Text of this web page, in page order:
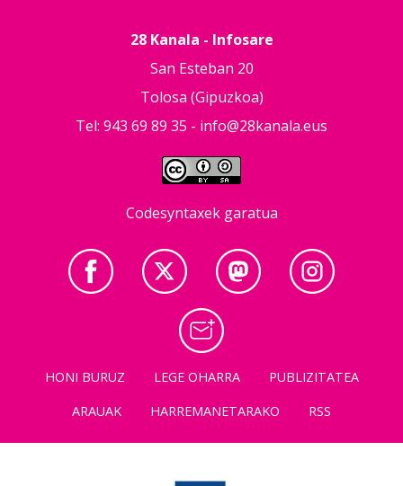
28 Kanala - Infosare
San Esteban 20
Tolosa (Gipuzkoa)
Tel: 943 69 89 35 - info@28kanala.eus
Codesyntaxek garatua
HONI BURUZ LEGE OHARRA
PUBLIZITATEA
ARAUAK
HARREMANETARAKO RSS